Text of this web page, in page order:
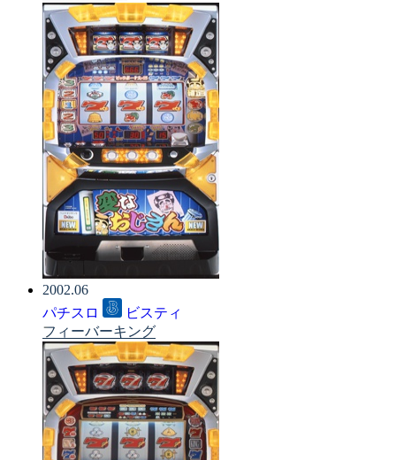
2002.06
パチスロ
ビスティ
フィーバーキング